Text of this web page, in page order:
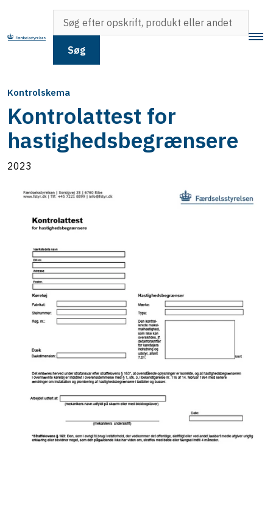
Søg
Kontrolskema
Kontrolattest for
hastighedsbegrænsere
2023